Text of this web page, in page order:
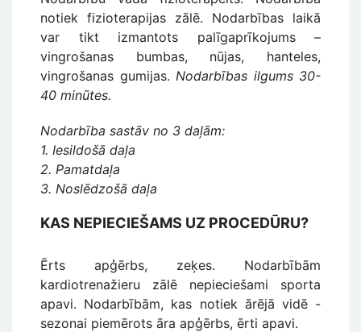
notiek fizioterapijas zālē. Nodarbības laikā
var tikt izmantots palīgaprīkojums –
vingrošanas bumbas, nūjas, hanteles,
vingrošanas gumijas. Nodarbības ilgums 30-
40 minūtes.
Nodarbība sastāv no 3 daļām:
1. Iesildošā daļa
2. Pamatdaļa
3. Noslēdzošā daļa
KAS NEPIECIEŠAMS UZ PROCEDŪRU?
Ērts apģērbs, zeķes. Nodarbībām
kardiotrenažieru zālē nepieciešami sporta
apavi. Nodarbībām, kas notiek ārējā vidē -
sezonai piemērots āra apģērbs, ērti apavi.